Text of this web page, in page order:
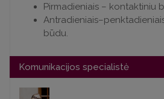
Pirmadieniais – kontaktiniu
būdu.
Komunikacijos specialistė